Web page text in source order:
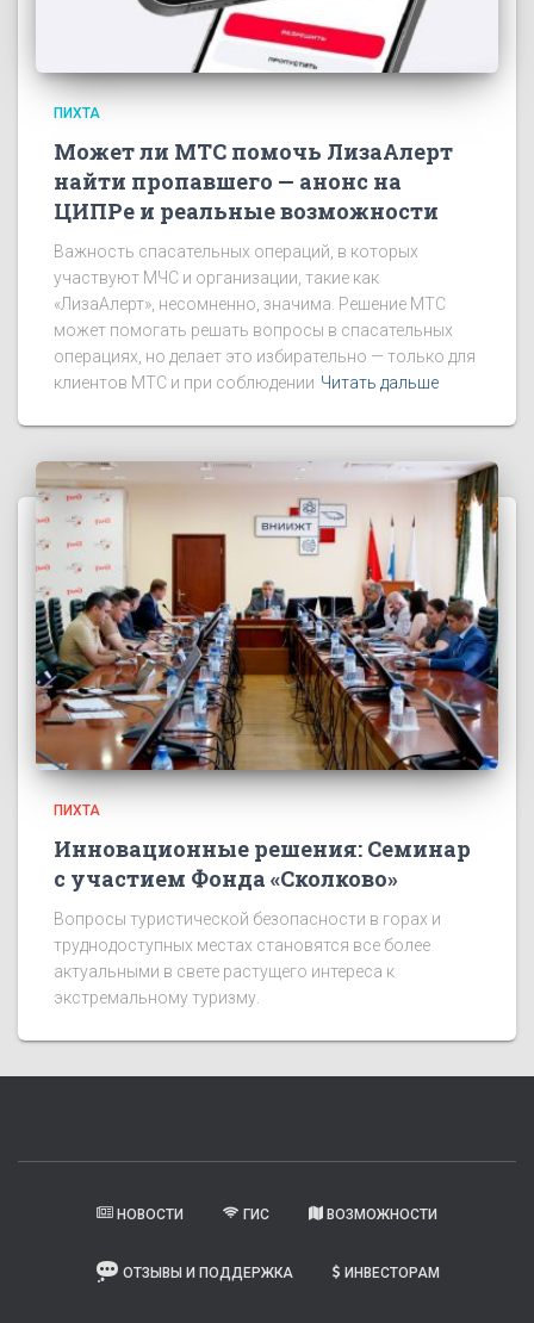
ПИХТА
Может ли МТС помочь ЛизаАлерт
найти пропавшего — анонс на
ЦИПРе и реальные возможности
Важность спасательных операций, в которых
участвуют МЧС и организации, такие как
«ЛизаАлерт», несомненно, значима. Решение МТС
может помогать решать вопросы в спасательных
операциях, но делает это избирательно — только для
клиентов МТС и при соблюдении Читать дальше
ПИХТА
Инновационные решения: Семинар
с участием Фонда «Сколково»
Вопросы туристической безопасности в горах и
труднодоступных местах становятся все более
актуальными в свете растущего интереса к
экстремальному туризму.
НОВОСТИ ГИС ВОЗМОЖНОСТИ
ОТЗЫВЫ И ПОДДЕРЖКА ИНВЕСТОРАМ